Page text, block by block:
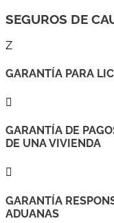
SEGUROS DE
Z
GARANTÍA PARA

GARANTÍA DE
DE UNA VIVIENDA

GARANTÍA
ADUANAS